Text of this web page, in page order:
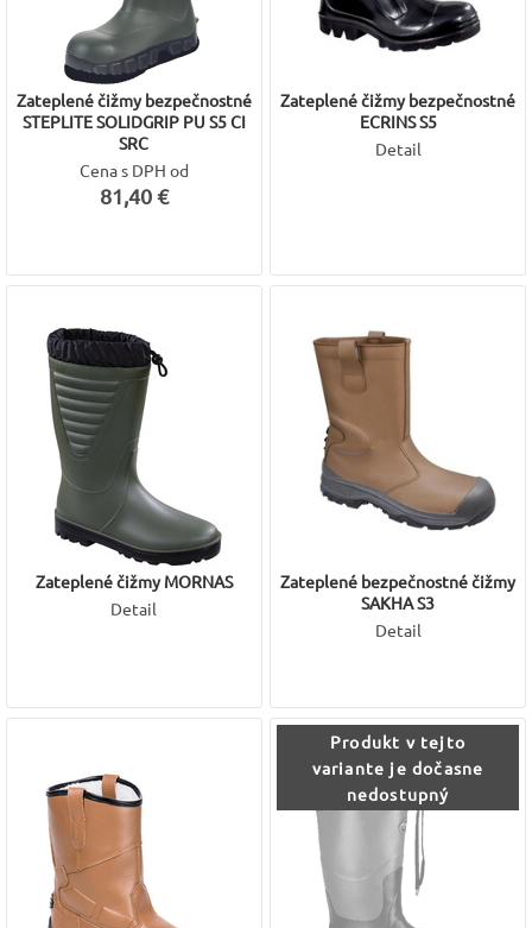
Zateplené čižmy bezpečnostné
STEPLITE SOLIDGRIP PU S5 CI
SRC
Cena s DPH od
81,40 €
Zateplené čižmy bezpečnostné
ECRINS S5
Detail
Zateplené čižmy MORNAS
Detail
Zateplené bezpečnostné čižmy
SAKHA S3
Detail
Produkt v tejto
variante je dočasne
nedostupný